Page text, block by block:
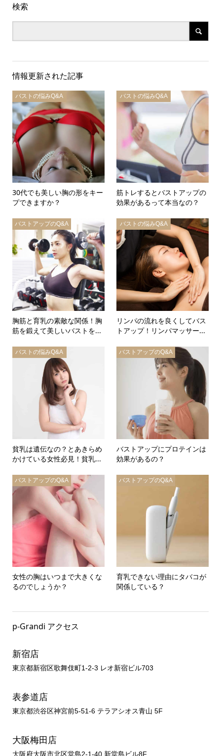
検索
情報更新された記事
バストの悩みQ&A
30代でも美しい胸の形をキー
プできますか？
バストの悩みQ&A
筋トレするとバストアップの
効果があるって本当なの？
バストアップのQ&A
胸筋と育乳の素敵な関係！胸
筋を鍛えて美しいバストを...
バストの悩みQ&A
リンパの流れを良くしてバス
トアップ！リンパマッサー...
バストの悩みQ&A
貧乳は遺伝なの？とあきらめ
かけている女性必見！貧乳...
バストアップのQ&A
バストアップにプロテインは
効果があるの？
バストアップのQ&A
女性の胸はいつまで大きくな
るのでしょうか？
バストアップのQ&A
育乳できない理由にタバコが
関係している？
p-Grandi アクセス
新宿店
東京都新宿区歌舞伎町1-2-3 レオ新宿ビル703
表参道店
東京都渋谷区神宮前5-51-6 テラアシオス青山 5F
大阪梅田店
大阪府大阪市北区堂島2-1-40 新堂島ビル8F